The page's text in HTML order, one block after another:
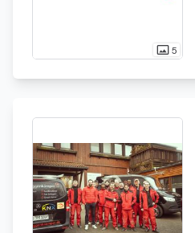
photo_size_select_actual5